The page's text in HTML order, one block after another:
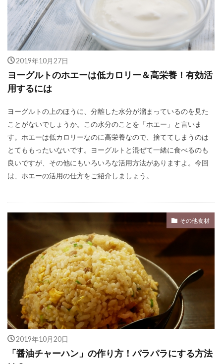
2019年10月27日
ヨーグルトのホエーは低カロリー＆高栄養！有効活
用するには
ヨーグルトの上のほうに、分離した水分が溜まっているのを見た
ことがないでしょうか。この水分のことを「ホエー」と言いま
す。ホエーは低カロリーなのに高栄養なので、捨ててしまうのは
とてももったいないです。ヨーグルトと混ぜて一緒に食べるのも
良いですが、その他にもいろいろな活用方法がありますよ。今回
は、ホエーの活用の仕方をご紹介しましょう。
その他食材
2019年10月20日
「醤油チャーハン」の作り方！パラパラにする方法